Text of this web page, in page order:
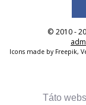
Táto
© 2010 -
Icons made by Freepik,